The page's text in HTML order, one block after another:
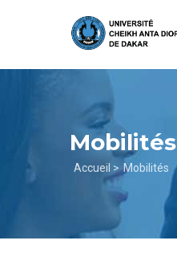
principal
Mobilités
Fil
d'Ariane
Accueil > Mobilités